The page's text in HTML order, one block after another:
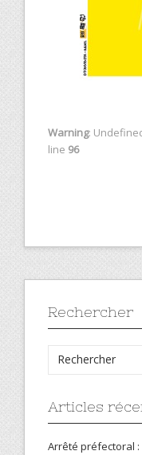
Warning:
line 96
Rechercher
Articles
Arrêté préfectoral